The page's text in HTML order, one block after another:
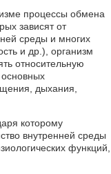
процессы обмена
зависят от
среды и многих
и др.), организм
относительную
основных
дыхания,
которому
внутренней среды
функций,